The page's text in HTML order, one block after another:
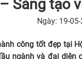
Sáng tạo
Ngày: 19-
công tốt đẹp tại
ngành và đại